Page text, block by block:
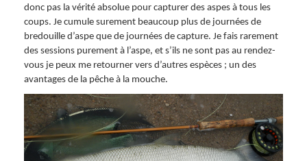
donc pas la vérité absolue pour capturer des aspes à tous les
coups. Je cumule surement beaucoup plus de journées de
bredouille d’aspe que de journées de capture. Je fais rarement
des sessions purement à l’aspe, et s’ils ne sont pas au rendez-
vous je peux me retourner vers d’autres espèces ; un des
avantages de la pêche à la mouche.